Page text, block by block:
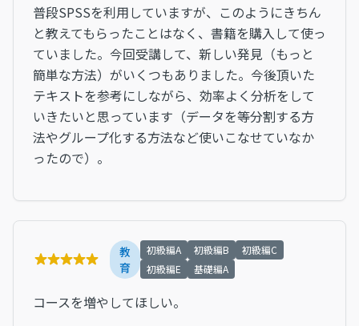
普段SPSSを利用していますが、このようにきちん
と教えてもらったことはなく、書籍を購入して使っ
ていました。今回受講して、新しい発見（もっと
簡単な方法）がいくつもありました。今後頂いた
テキストを参考にしながら、効率よく分析をして
いきたいと思っています（データを等分割する方
法やグループ化する方法など使いこなせていなか
ったので）。
教
育
初級編A 初級編B
初級編C
初級編E
基礎編A
コースを増やしてほしい。